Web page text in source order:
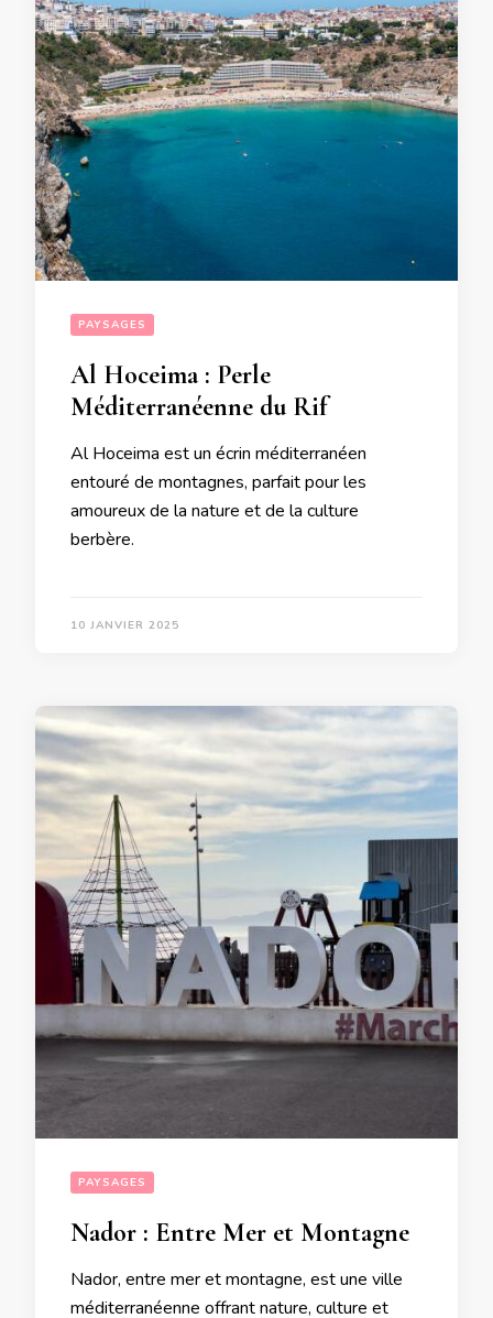
PAYSAGES
Al Hoceima : Perle
Méditerranéenne du Rif
Al Hoceima est un écrin méditerranéen
entouré de montagnes, parfait pour les
amoureux de la nature et de la culture
berbère.
10 JANVIER 2025
PAYSAGES
Nador : Entre Mer et Montagne
Nador, entre mer et montagne, est une ville
méditerranéenne offrant nature, culture et